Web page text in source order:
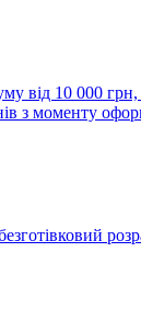
від 10 000 грн,
з моменту